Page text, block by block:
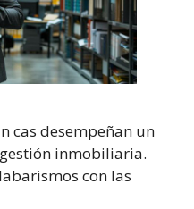
cas desempeñan un
inmobiliaria.
con las